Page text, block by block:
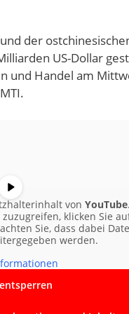
der
US-Dollar
und Handel am
von YouTube
klicken Sie
Sie, dass dabei
werden.